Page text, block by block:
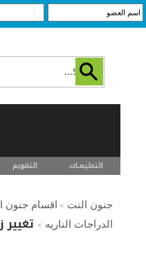
التعليمـــات التقويم
جنون النت > اقسام جنون
الدراجات الناريه > تغيير